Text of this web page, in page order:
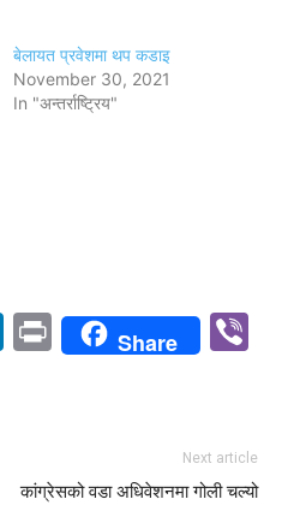
बेलायत प्रवेशमा थप कडाइ
November 30, 2021
In "अन्तर्राष्ट्रिय"
LinkedIn
PrintShare
Next article
कांग्रेसको वडा अधिवेशनमा गोली चल्यो